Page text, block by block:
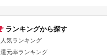
ランキングから探す
人気ランキング
還元率ランキング